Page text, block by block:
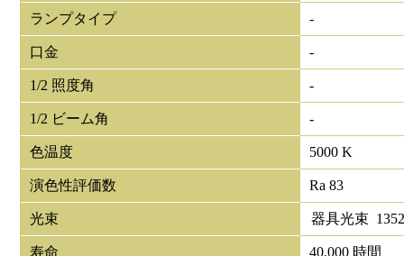
ランプタイプ -
口金 -
1/2 照度角 -
1/2 ビーム角 -
色温度 5000 K
演色性評価数 Ra 83
光束 器具光束
寿命 40,000 時間